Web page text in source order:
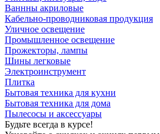
Ваннны акриловые
Кабельно-проводниковая продукция
Уличное освещение
Промышленное освещение
Прожекторы, лампы
Шины легковые
Электроинструмент
Плитка
Бытовая техника для кухни
Бытовая техника для дома
Пылесосы и аксессуары
Будьте всегда в курсе!